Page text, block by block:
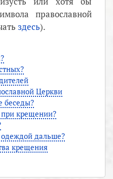
православной
здесь).
Церкви
беседы?
крещении?
одеждой дальше?
крещения